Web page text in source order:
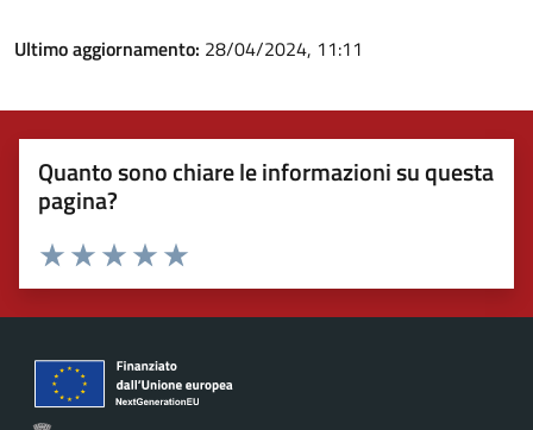
Ultimo aggiornamento: 28/04/2024, 11:11
Quanto sono chiare le informazioni su questa
pagina?
Valuta 5 stelle su 5
Valuta 4 stelle su 5
Valuta 3 stelle su 5
Valuta 2 stelle su 5
Valuta 1 stelle su 5